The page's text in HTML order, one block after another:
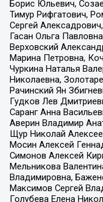
Борис Юльевич,
Тимур Рифгатович,
Сергей
Гасан Ольга
Верховский
Марина Петровна,
Чуркина Наталья
Николаевна,
Рачинский Ян
Гудков Лев
Саранг Анна
Аверин Владимир
Щур Николай
Мосин Алексей
Симонов Алексей
Мельникова
Владимировна,
Максимов Сергей
Голубева Елена